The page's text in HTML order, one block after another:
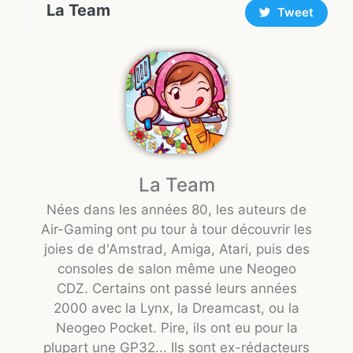
La Team Tweet
La Team
Nées dans les années 80, les auteurs de
Air-Gaming ont pu tour à tour découvrir les
joies de d'Amstrad, Amiga, Atari, puis des
consoles de salon même une Neogeo
CDZ. Certains ont passé leurs années
2000 avec la Lynx, la Dreamcast, ou la
Neogeo Pocket. Pire, ils ont eu pour la
plupart une GP32... Ils sont ex-rédacteurs